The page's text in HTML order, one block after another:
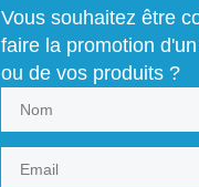
Vous souhaitez être
faire la promotion
ou de vos produits ?